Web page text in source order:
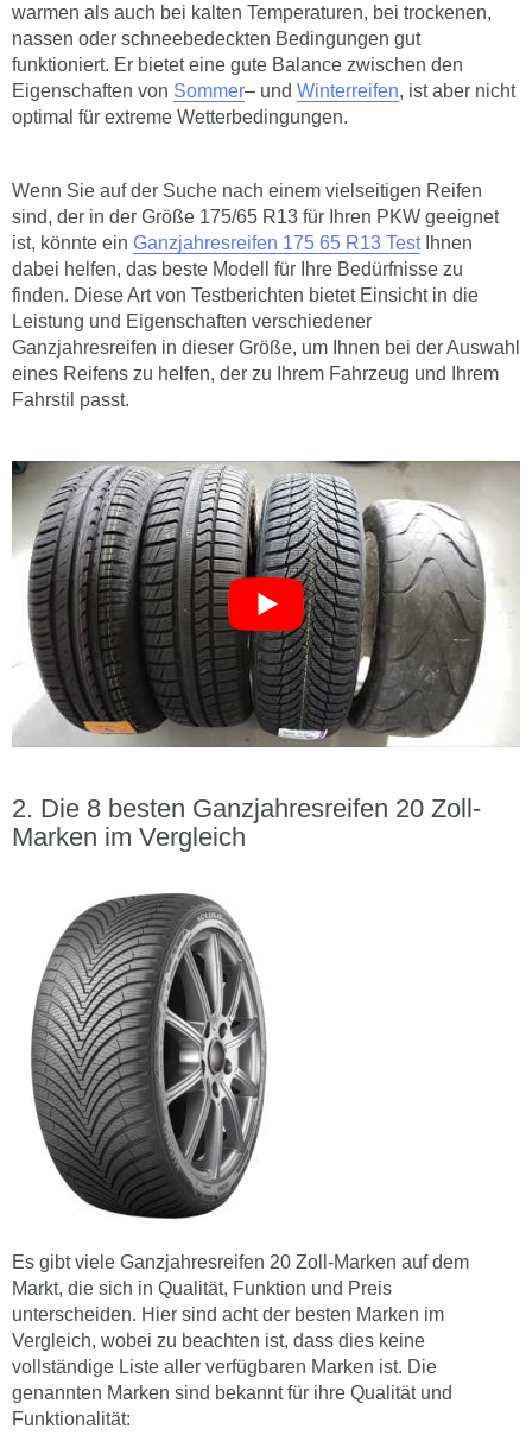
warmen als auch bei kalten Temperaturen, bei trockenen,
nassen oder schneebedeckten Bedingungen gut
funktioniert. Er bietet eine gute Balance zwischen den
Eigenschaften von Sommer– und Winterreifen, ist aber nicht
optimal für extreme Wetterbedingungen.
Wenn Sie auf der Suche nach einem vielseitigen Reifen
sind, der in der Größe 175/65 R13 für Ihren PKW geeignet
ist, könnte ein Ganzjahresreifen 175 65 R13 TestIhnen
dabei helfen, das beste Modell für Ihre Bedürfnisse zu
finden. Diese Art von Testberichten bietet Einsicht in die
Leistung und Eigenschaften verschiedener
Ganzjahresreifen in dieser Größe, um Ihnen bei der Auswahl
eines Reifens zu helfen, der zu Ihrem Fahrzeug und Ihrem
Fahrstil passt.
Die 8 besten Ganzjahresreifen 20 Zoll-
Marken im Vergleich
Es gibt viele Ganzjahresreifen 20 Zoll-Marken auf dem
Markt, die sich in Qualität, Funktion und Preis
unterscheiden. Hier sind acht der besten Marken im
Vergleich, wobei zu beachten ist, dass dies keine
vollständige Liste aller verfügbaren Marken ist. Die
genannten Marken sind bekannt für ihre Qualität und
Funktionalität: